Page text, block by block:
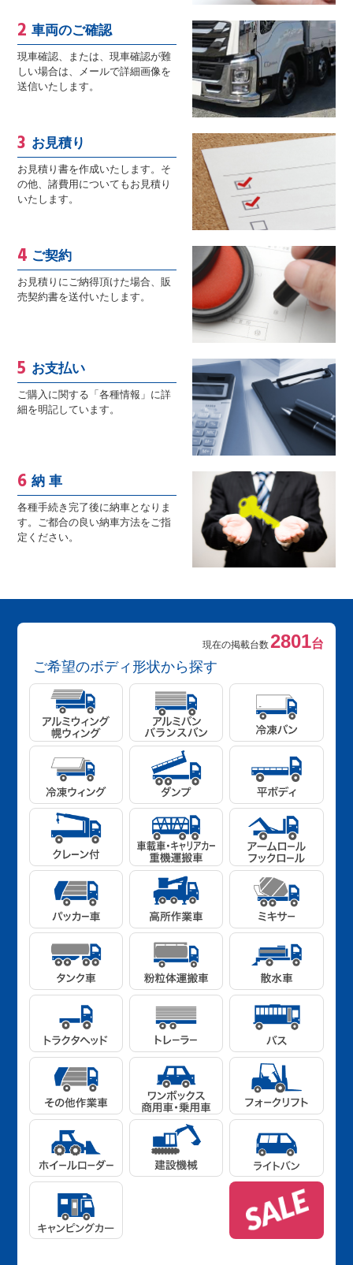
車両のご確認
現車確認、または、現車確認が難
しい場合は、メールで詳細画像を
送信いたします。
お見積り
お見積り書を作成いたします。そ
の他、諸費用についてもお見積り
いたします。
ご契約
お見積りにご納得頂けた場合、販
売契約書を送付いたします。
お支払い
ご購入に関する「各種情報」に詳
細を明記しています。
納 車
各種手続き完了後に納車となりま
す。ご都合の良い納車方法をご指
定ください。
現在の掲載台数2801台
ご希望のボディ形状から探す